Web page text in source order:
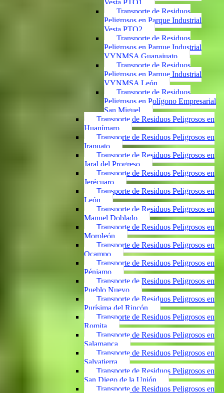
Vesta PTO1
Transporte de Residuos
Peligrosos en Parque Industrial
Vesta PTO2
Transporte de Residuos
Peligrosos en Parque Industrial
VYNMSA Guanajuato
Transporte de Residuos
Peligrosos en Parque Industrial
VYNMSA León
Transporte de Residuos
Peligrosos en Polígono Empresarial
San Miguel
Transporte de Residuos Peligrosos en
Huanímaro
Transporte de Residuos Peligrosos en
Irapuato
Transporte de Residuos Peligrosos en
Jaral del Progreso
Transporte de Residuos Peligrosos en
Jerécuaro
Transporte de Residuos Peligrosos en
León
Transporte de Residuos Peligrosos en
Manuel Doblado
Transporte de Residuos Peligrosos en
Moroleón
Transporte de Residuos Peligrosos en
Ocampo
Transporte de Residuos Peligrosos en
Pénjamo
Transporte de Residuos Peligrosos en
Pueblo Nuevo
Transporte de Residuos Peligrosos en
Purísima del Rincón
Transporte de Residuos Peligrosos en
Romita
Transporte de Residuos Peligrosos en
Salamanca
Transporte de Residuos Peligrosos en
Salvatierra
Transporte de Residuos Peligrosos en
San Diego de la Unión
Transporte de Residuos Peligrosos en